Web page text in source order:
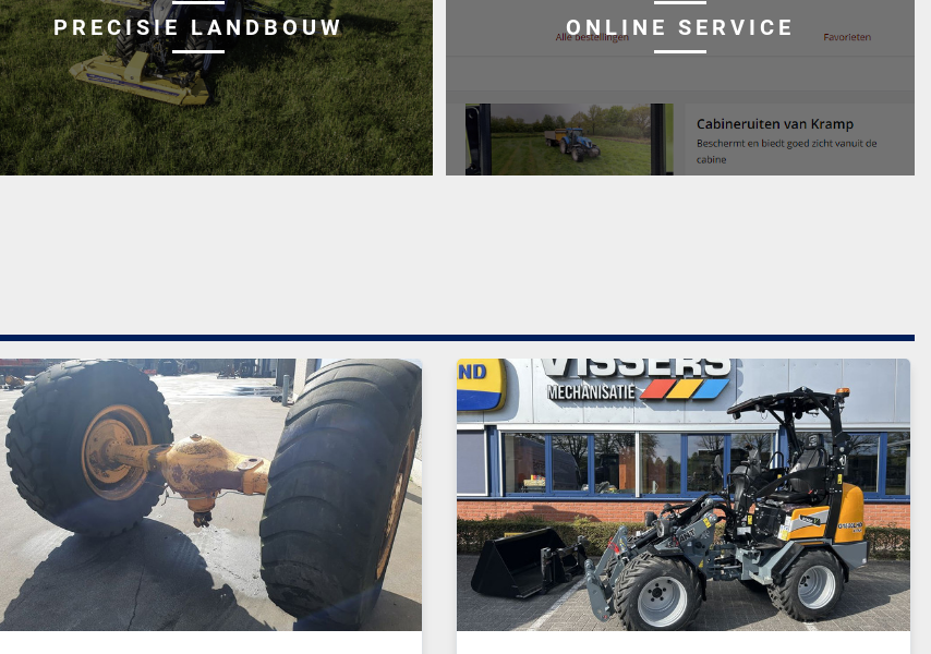
PRECISIE LANDBOUW ONLINE SERVICE